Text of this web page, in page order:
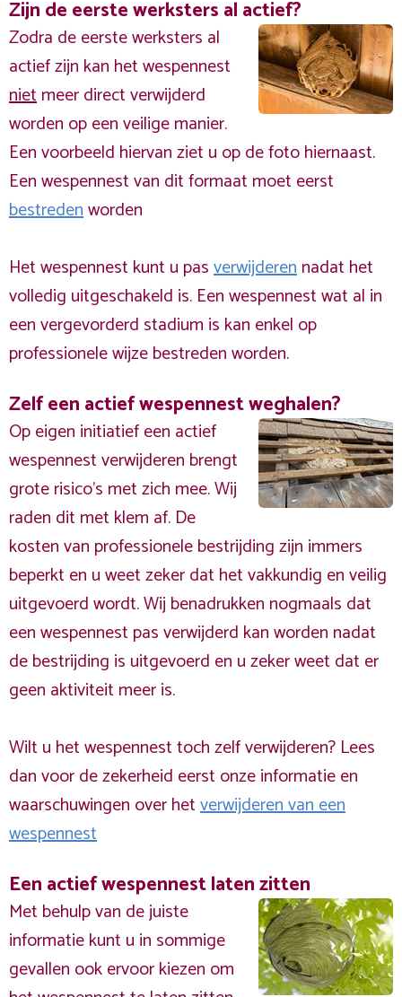
Zijn de eerste werksters al actief?
Zodra de eerste werksters al
actief zijn kan het wespennest
nietmeer direct verwijderd
worden op een veilige manier.
Een voorbeeld hiervan ziet u op de foto hiernaast.
Een wespennest van dit formaat moet eerst
bestredenworden
Het wespennest kunt u pasverwijderennadat het
volledig uitgeschakeld is. Een wespennest wat al in
een vergevorderd stadium is kan enkel op
professionele wijze bestreden worden.
Zelf een actief wespennest weghalen?
Op eigen initiatief een actief
wespennest verwijderen brengt
grote risico’s met zich mee. Wij
raden dit met klem af. De
kosten van professionele bestrijding zijn immers
beperkt en u weet zeker dat het vakkundig en veilig
uitgevoerd wordt. Wij benadrukken nogmaals dat
een wespennest pas verwijderd kan worden nadat
de bestrijding is uitgevoerd en u zeker weet dat er
geen aktiviteit meer is.
Wilt u het wespennest toch zelf verwijderen? Lees
dan voor de zekerheid eerst onze informatie en
waarschuwingen over hetverwijderen van een
wespennest
Een actief wespennest laten zitten
Met behulp van de juiste
informatie kunt u in sommige
gevallen ook ervoor kiezen om